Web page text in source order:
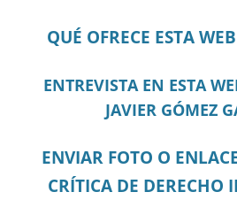
QUÉ OFRECE ESTA WEB
ENTREVISTA EN ESTA
JAVIER GÓMEZ
ENVIAR FOTO O
CRÍTICA DE DERECHO